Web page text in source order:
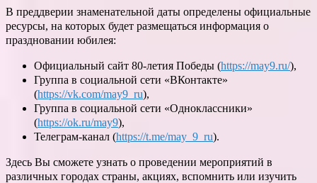
В преддверии знаменательной даты определены официальные
ресурсы, на которых будет размещаться информация о
праздновании юбилея:
Официальный сайт 80-летия Победы (https://may9.ru/),
Группа в социальной сети «ВКонтакте»
(https://vk.com/may9_ru),
Группа в социальной сети «Одноклассники»
(https://ok.ru/may9),
Телеграм-канал (https://t.me/may_9_ru).
Здесь Вы сможете узнать о проведении мероприятий в
различных городах страны, акциях, вспомнить или изучить